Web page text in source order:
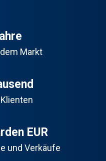
Markt
EUR
und Verkäufe